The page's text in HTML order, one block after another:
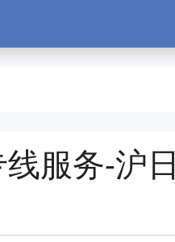
服务-沪日